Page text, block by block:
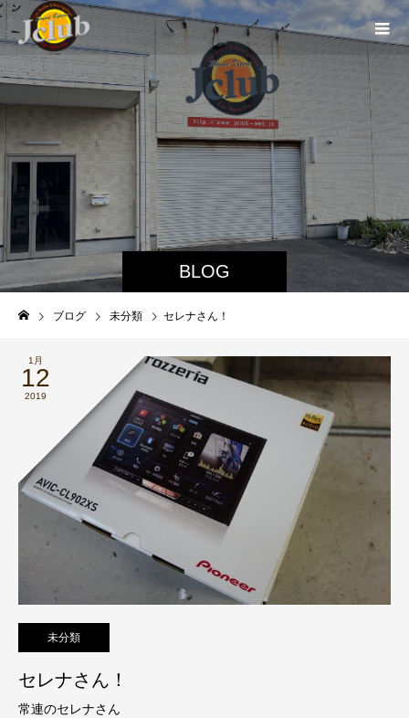
BLOG
ブログ 未分類 セレナさん！
1月
12
2019
未分類
セレナさん！
常連のセレナさん